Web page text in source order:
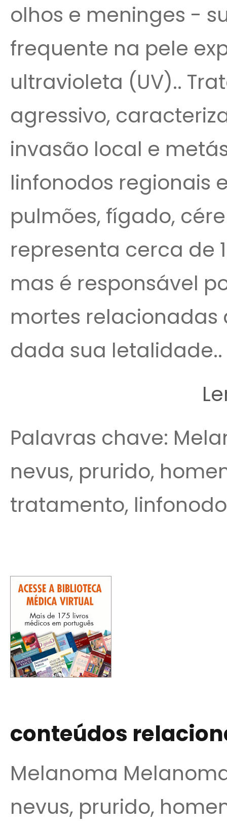
olhos e meninges -
frequente na pele
ultravioleta (UV)..
agressivo,
invasão local e
linfonodos regionais
pulmões, fígado,
representa cerca de
mas é responsável
mortes relacionadas
dada sua
Palavras chave:
nevus, prurido,
tratamento,
conteúdos
Melanoma
nevus, prurido,